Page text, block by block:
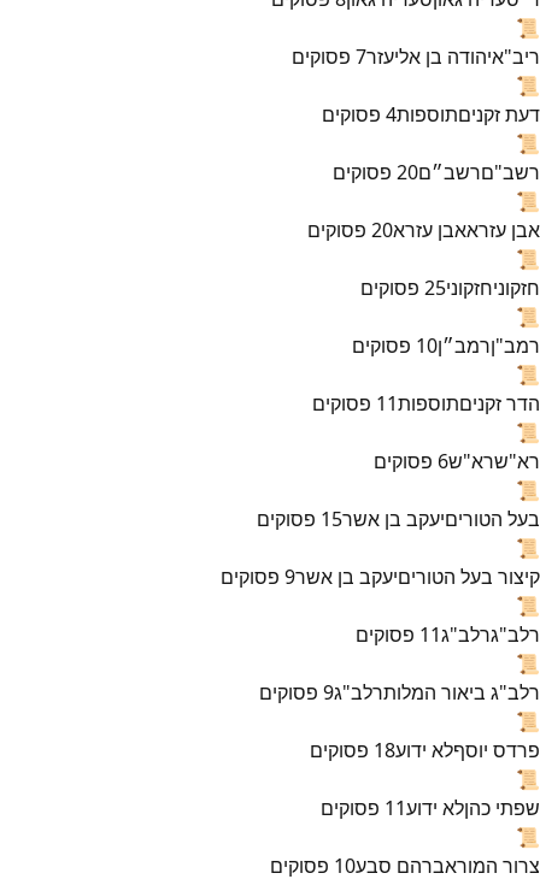
📜
ריב"איהודה בן אליעזר7 פסוקים
📜
דעת זקניםתוספות4 פסוקים
📜
רשב"םרשב״ם20 פסוקים
📜
אבן עזראאבן עזרא20 פסוקים
📜
חזקוניחזקוני25 פסוקים
📜
רמב"ןרמב״ן10 פסוקים
📜
הדר זקניםתוספות11 פסוקים
📜
רא"שרא"ש6 פסוקים
📜
בעל הטוריםיעקב בן אשר15 פסוקים
📜
קיצור בעל הטוריםיעקב בן אשר9 פסוקים
📜
רלב"גרלב"ג11 פסוקים
📜
רלב"ג ביאור המלותרלב"ג9 פסוקים
📜
פרדס יוסףלא ידוע18 פסוקים
📜
שפתי כהןלא ידוע11 פסוקים
📜
צרור המוראברהם סבע10 פסוקים